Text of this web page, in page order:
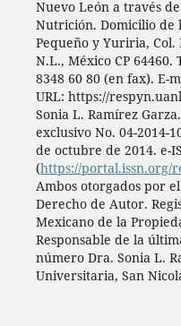
Nuevo León a través
Nutrición. Domicilio de
Pequeño y Yuriria,
N.L., México CP 64460.
8348 60 80 (en fax). E-
URL: https://
Sonia L. Ramírez
exclusivo No. 04-2014-
de octubre de 2014. e-
(https://portal.issn.org/
Ambos otorgados por
Derecho de Autor.
Mexicano de la
Responsable de la
número Dra. Sonia L.
Universitaria, San